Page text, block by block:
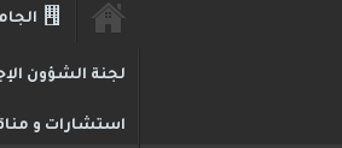
لجنة الشؤون
استشارات و